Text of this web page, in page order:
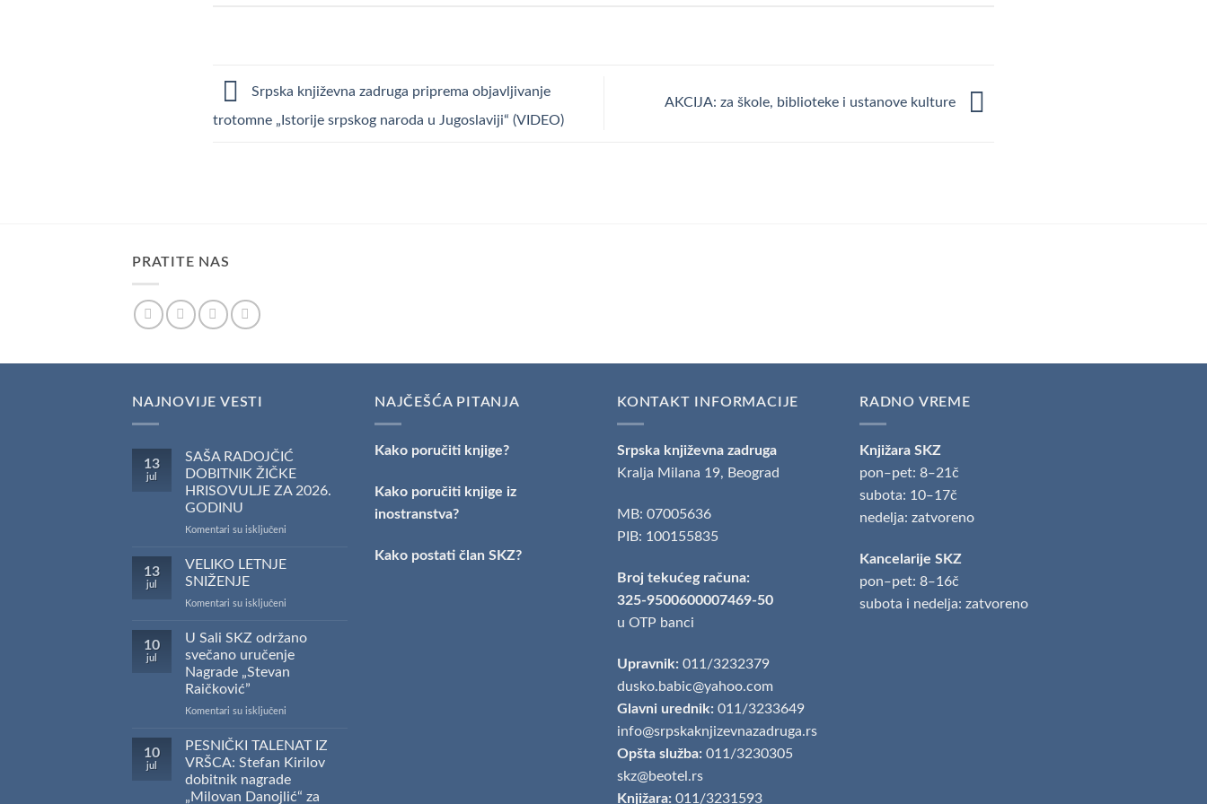
Srpska književna zadruga priprema objavljivanje
trotomne „Istorije srpskog naroda u Jugoslaviji“ (VIDEO)
AKCIJA: za škole, biblioteke i ustanove kulture
PRATITE NAS
NAJNOVIJE VESTI
13
jul
SAŠA RADOJČIĆ
DOBITNIK ŽIČKE
HRISOVULJE ZA 2026.
GODINU
Komentari su isključeni
RADOJČIĆ
2026.
GODINU
13
jul
VELIKO LETNJE
SNIŽENJE
Komentari su isključeni
SNIŽENJE
10
jul
U Sali SKZ održano
svečano uručenje
Nagrade „Stevan
Raičković”
Komentari su isključeni
Sali
SKZ
svečano
uručenje
10
jul
PESNIČKI TALENAT IZ
VRŠCA: Stefan Kirilov
dobitnik nagrade
„Milovan Danojlić“ za
NAJČEŠĆA PITANJA
Kako poručiti knjige?
Kako poručiti knjige iz
inostranstva?
Kako postati član SKZ?
KONTAKT INFORMACIJE
Srpska književna zadruga
Kralja Milana 19, Beograd
MB: 07005636
PIB: 100155835
Broj tekućeg računa:
325-9500600007469-50
u OTP banci
Upravnik: 011/3232379
dusko.babic@yahoo.com
Glavni urednik: 011/3233649
info@srpskaknjizevnazadruga.rs
Opšta služba: 011/3230305
skz@beotel.rs
Knjižara: 011/3231593
RADNO VREME
Knjižara SKZ
pon‒pet: 8‒21č
subota: 10‒17č
nedelja: zatvoreno
Kancelarije SKZ
pon‒pet: 8‒16č
subota i nedelja: zatvoreno